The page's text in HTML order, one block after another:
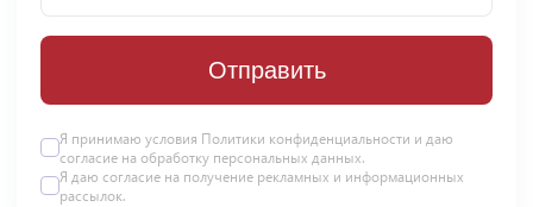
Отправить
Я принимаю условия Политики конфиденциальности и даю
согласие на обработку персональных данных.
Я даю согласие на получение рекламных и информационных
рассылок.